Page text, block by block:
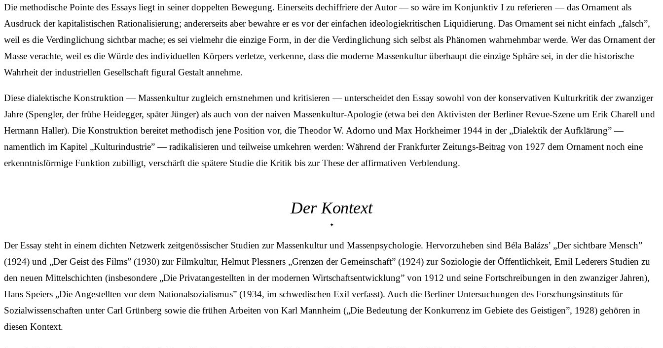
Die methodische Pointe des Essays liegt in seiner doppelten Bewegung. Einerseits dechiffriere der Autor — so wäre im Konjunktiv I zu referieren — das Ornament als
Ausdruck der kapitalistischen Rationalisierung; andererseits aber bewahre er es vor der einfachen ideologiekritischen Liquidierung. Das Ornament sei nicht einfach „falsch”,
weil es die Verdinglichung sichtbar mache; es sei vielmehr die einzige Form, in der die Verdinglichung sich selbst als Phänomen wahrnehmbar werde. Wer das Ornament der
Masse verachte, weil es die Würde des individuellen Körpers verletze, verkenne, dass die moderne Massenkultur überhaupt die einzige Sphäre sei, in der die historische
Wahrheit der industriellen Gesellschaft figural Gestalt annehme.
Diese dialektische Konstruktion — Massenkultur zugleich ernstnehmen und kritisieren — unterscheidet den Essay sowohl von der konservativen Kulturkritik der zwanziger
Jahre (Spengler, der frühe Heidegger, später Jünger) als auch von der naiven Massenkultur-Apologie (etwa bei den Aktivisten der Berliner Revue-Szene um Erik Charell und
Hermann Haller). Die Konstruktion bereitet methodisch jene Position vor, die Theodor W. Adorno und Max Horkheimer 1944 in der „Dialektik der Aufklärung” —
namentlich im Kapitel „Kulturindustrie” — radikalisieren und teilweise umkehren werden: Während der Frankfurter Zeitungs-Beitrag von 1927 dem Ornament noch eine
erkenntnisförmige Funktion zubilligt, verschärft die spätere Studie die Kritik bis zur These der affirmativen Verblendung.
Der Kontext
Der Essay steht in einem dichten Netzwerk zeitgenössischer Studien zur Massenkultur und Massenpsychologie. Hervorzuheben sind Béla Balázs’ „Der sichtbare Mensch”
(1924) und „Der Geist des Films” (1930) zur Filmkultur, Helmut Plessners „Grenzen der Gemeinschaft” (1924) zur Soziologie der Öffentlichkeit, Emil Lederers Studien zu
den neuen Mittelschichten (insbesondere „Die Privatangestellten in der modernen Wirtschaftsentwicklung” von 1912 und seine Fortschreibungen in den zwanziger Jahren),
Hans Speiers „Die Angestellten vor dem Nationalsozialismus” (1934, im schwedischen Exil verfasst). Auch die Berliner Untersuchungen des Forschungsinstituts für
Sozialwissenschaften unter Carl Grünberg sowie die frühen Arbeiten von Karl Mannheim („Die Bedeutung der Konkurrenz im Gebiete des Geistigen”, 1928) gehören in
diesen Kontext.